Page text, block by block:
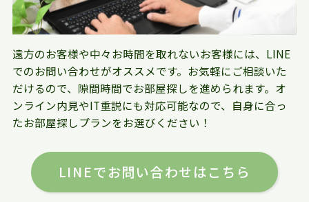
遠方のお客様や中々お時間を取れないお客様には、LINE
でのお問い合わせがオススメです。お気軽にご相談いた
だけるので、隙間時間でお部屋探しを進められます。オ
ンライン内見やIT重説にも対応可能なので、自身に合っ
たお部屋探しプランをお選びください！
LINEでお問い合わせはこちら